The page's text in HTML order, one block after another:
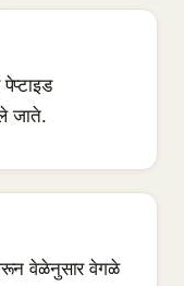
जाते.
वेळेनुसार वेगळे